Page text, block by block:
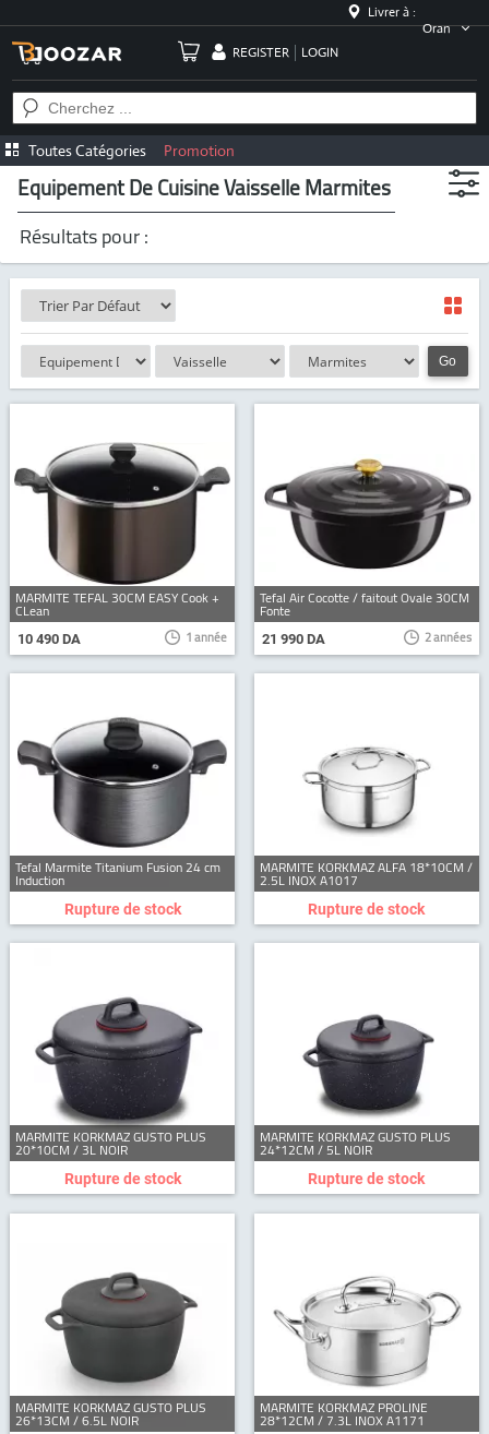
Livrer à :
Oran
REGISTER
LOGIN
Toutes Catégories Promotion
Equipement De Cuisine Vaisselle Marmites
Résultats pour :
Go
MARMITE TEFAL 30CM EASY Cook +
CLean
10 490 DA 1 année
Tefal Air Cocotte / faitout Ovale 30CM
Fonte
21 990 DA 2 années
Tefal Marmite Titanium Fusion 24 cm
Induction
Rupture de stock
MARMITE KORKMAZ ALFA 18*10CM /
2.5L INOX A1017
Rupture de stock
MARMITE KORKMAZ GUSTO PLUS
20*10CM / 3L NOIR
Rupture de stock
MARMITE KORKMAZ GUSTO PLUS
24*12CM / 5L NOIR
Rupture de stock
MARMITE KORKMAZ GUSTO PLUS
26*13CM / 6.5L NOIR
MARMITE KORKMAZ PROLINE
28*12CM / 7.3L INOX A1171